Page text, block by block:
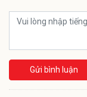
Gửi bình luận